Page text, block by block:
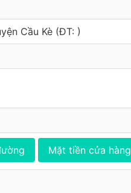
Cầu Kè (ÐT: )
Mặt tiền cửa hàng